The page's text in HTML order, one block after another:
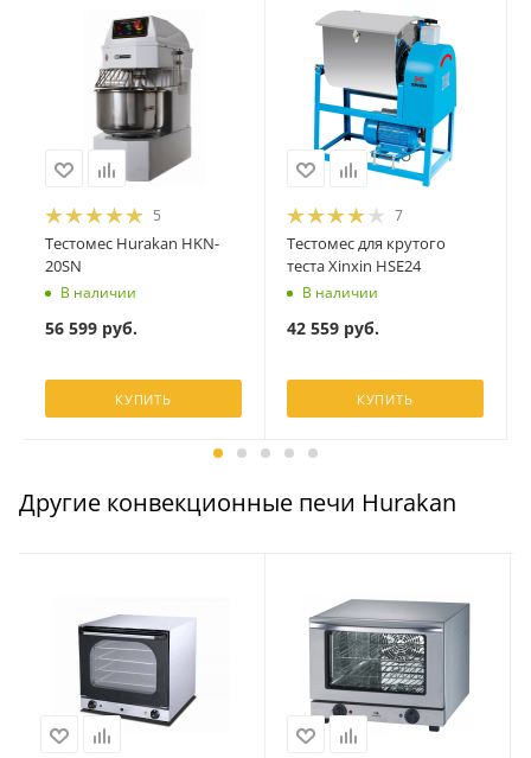
5
Тестомес Hurakan HKN-
20SN
В наличии
56 599руб.
КУПИТЬ
7
Тестомес для крутого
теста Xinxin HSE24
В наличии
42 559руб.
КУПИТЬ
Другие конвекционные печи Hurakan